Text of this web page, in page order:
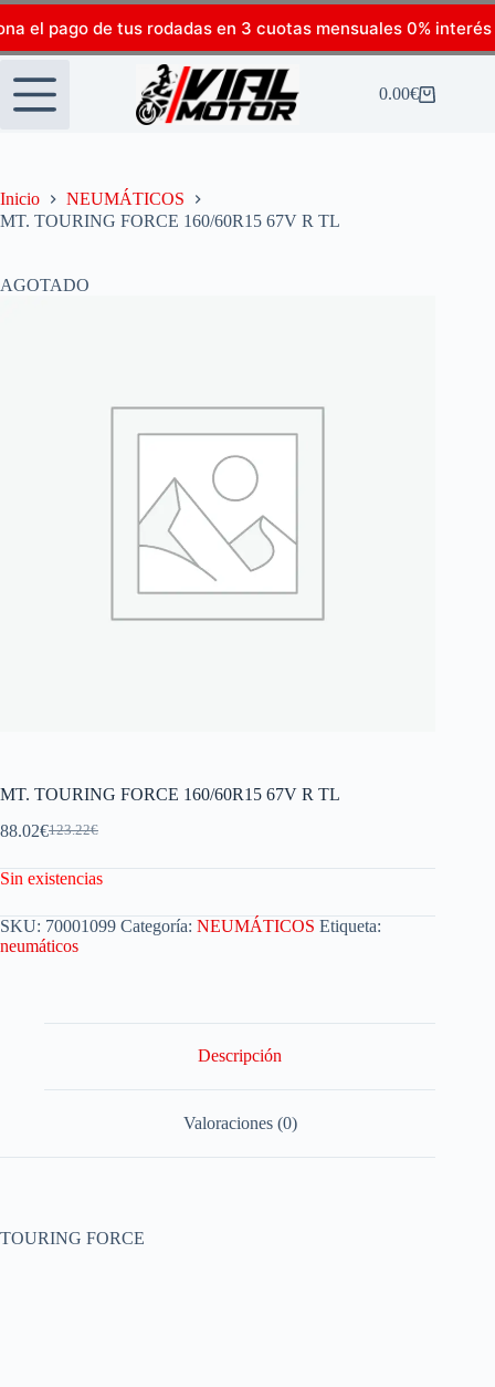
el pago de tus rodadas en 3 cuotas mensuales 0% interés
0.00€
Inicio
NEUMÁTICOS
MT. TOURING FORCE 160/60R15 67V R TL
AGOTADO
MT. TOURING FORCE 160/60R15 67V R TL
123.22€
88.02€
Sin existencias
SKU: 70001099 Categoría: NEUMÁTICOS Etiqueta:
neumáticos
Descripción
Valoraciones (0)
TOURING FORCE